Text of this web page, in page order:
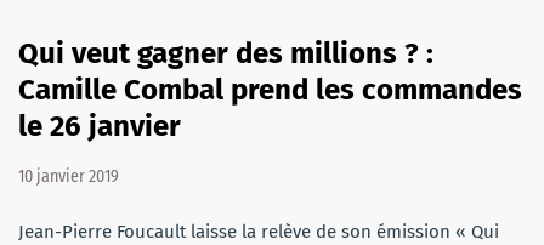
Qui veut gagner des millions ? :
Camille Combal prend les commandes
le 26 janvier
10 janvier 2019
Jean-Pierre Foucault laisse la relève de son émission « Qui